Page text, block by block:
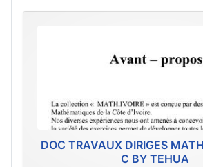
DOC TRAVAUX DIRIGES
C BY TEHUA